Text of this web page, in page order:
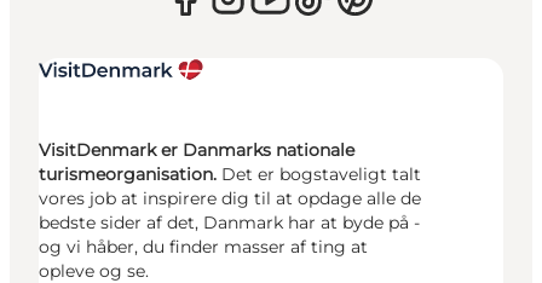
VisitDenmark er Danmarks nationale
turismeorganisation. Det er bogstaveligt talt
vores job at inspirere dig til at opdage alle de
bedste sider af det, Danmark har at byde på -
og vi håber, du finder masser af ting at
opleve og se.